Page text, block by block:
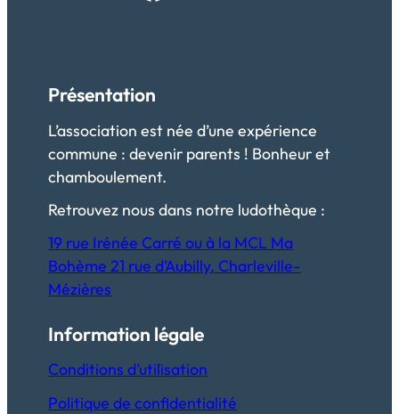
Présentation
L’association est née d’une expérience
commune : devenir parents ! Bonheur et
chamboulement.
Retrouvez nous dans notre ludothèque :
19 rue Irénée Carré ou à la MCL Ma
Bohème 21 rue d’Aubilly. Charleville-
Mézières
Information légale
Conditions d’utilisation
Politique de confidentialité